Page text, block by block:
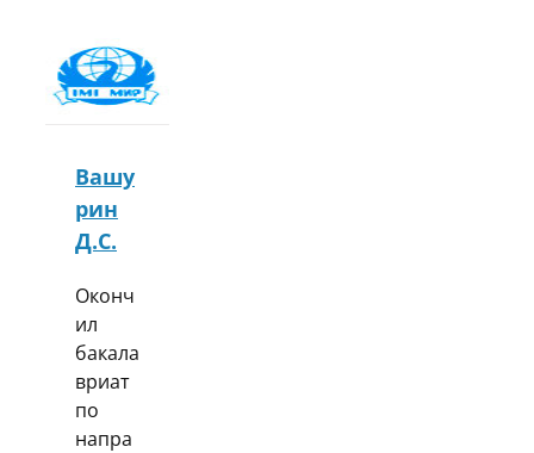
Вашу
рин
Д.С.
Оконч
ил
бакала
вриат
по
напра